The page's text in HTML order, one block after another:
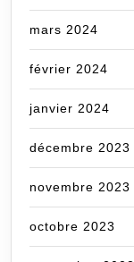
mars 2024
février 2024
janvier 2024
décembre 2023
novembre 2023
octobre 2023